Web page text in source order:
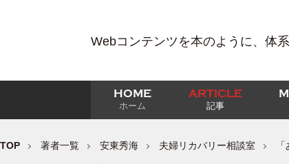
Webコンテンツを本のように、体系
HOME
ホーム
ARTICLE
記事
TOP 著者一覧 安東秀海 夫婦リカバリー相談室